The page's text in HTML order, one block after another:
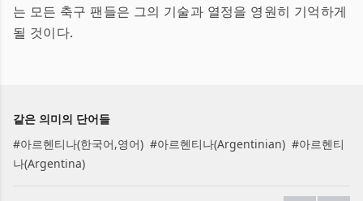
는 모든 축구 팬들은 그의 기술과 열정을 영원히 기억하게
될 것이다.
같은 의미의 단어들
#아르헨티나(한국어,영어) #아르헨티나(Argentinian) #아르헨티
나(Argentina)